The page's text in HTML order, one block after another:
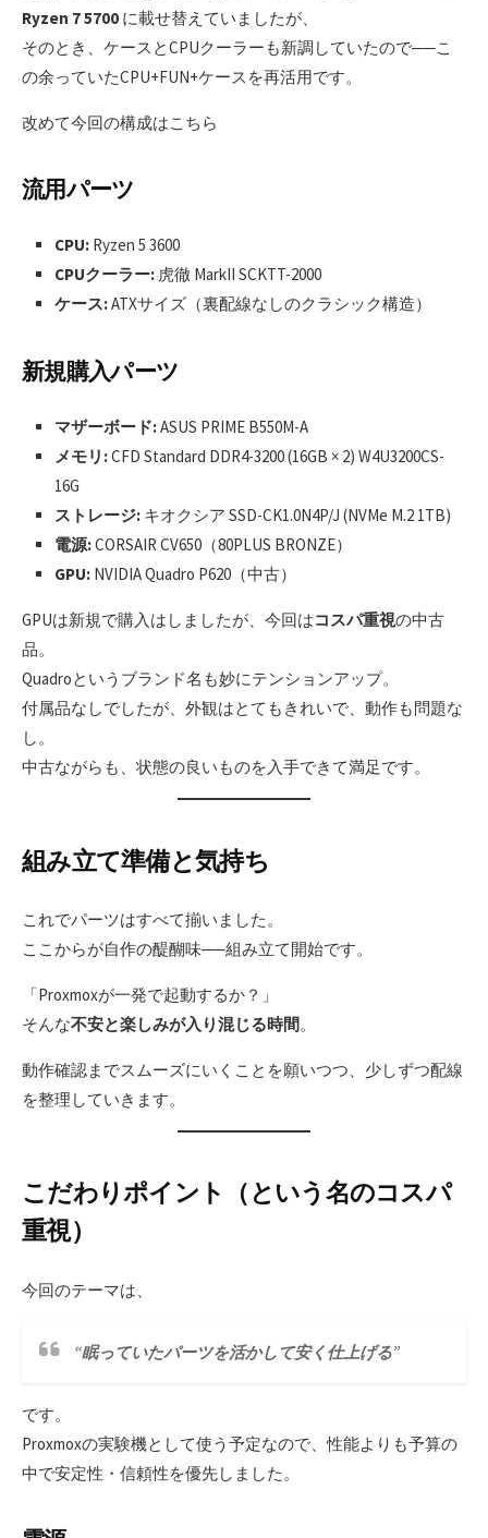
Ryzen 7 5700 に載せ替えていましたが、
そのとき、ケースとCPUクーラーも新調していたので──こ
の余っていたCPU+FUN+ケースを再活用です。
改めて今回の構成はこちら
流用パーツ
CPU: Ryzen 5 3600
CPUクーラー: 虎徹 MarkII SCKTT-2000
ケース:ATXサイズ（裏配線なしのクラシック構造）
新規購入パーツ
マザーボード:ASUS PRIME B550M-A
メモリ:CFD Standard DDR4-3200 (16GB × 2) W4U3200CS-
16G
ストレージ: キオクシア SSD-CK1.0N4P/J (NVMe M.2 1TB)
電源:CORSAIR CV650（80PLUS BRONZE）
GPU: NVIDIA Quadro P620（中古）
GPUは新規で購入はしましたが、今回はコスパ重視の中古
品。
Quadroというブランド名も妙にテンションアップ。
付属品なしでしたが、外観はとてもきれいで、動作も問題な
し。
中古ながらも、状態の良いものを入手できて満足です。
組み立て準備と気持ち
これでパーツはすべて揃いました。
ここからが自作の醍醐味──組み立て開始です。
「Proxmoxが一発で起動するか？」
そんな不安と楽しみが入り混じる時間。
動作確認までスムーズにいくことを願いつつ、少しずつ配線
を整理していきます。
こだわりポイント（という名のコスパ
重視）
今回のテーマは、
“眠っていたパーツを活かして安く仕上げる”
です。
Proxmoxの実験機として使う予定なので、性能よりも予算の
中で安定性・信頼性を優先しました。